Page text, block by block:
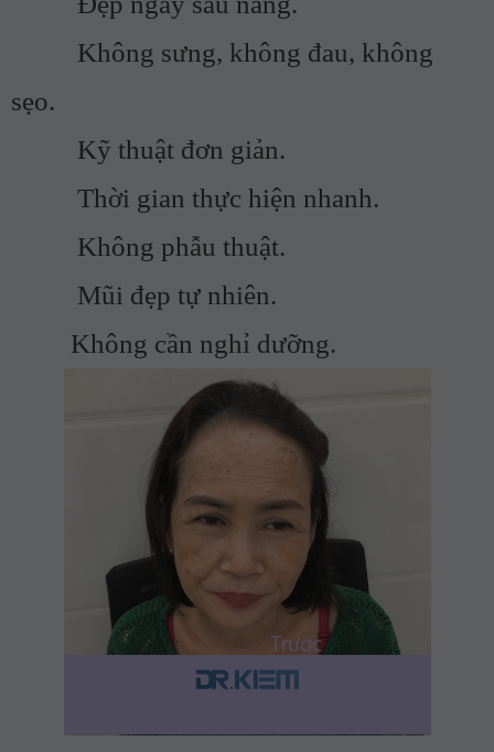
Không sưng, không đau, không
sẹo.
Kỹ thuật đơn giản.
Thời gian thực hiện nhanh.
Không phẫu thuật.
Mũi đẹp tự nhiên.
Không cần nghỉ dưỡng.